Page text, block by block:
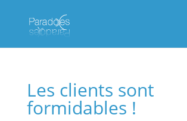
Les clients sont
formidables !